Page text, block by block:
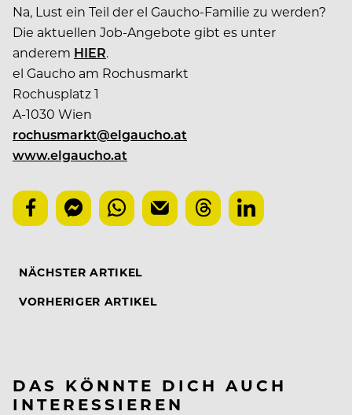
Na, Lust ein Teil der el Gaucho-Familie zu werden?
Die aktuellen Job-Angebote gibt es unter
anderem HIER.
el Gaucho am Rochusmarkt
Rochusplatz 1
A-1030 Wien
rochusmarkt@elgaucho.at
www.elgaucho.at
NÄCHSTER ARTIKEL
VORHERIGER ARTIKEL
DAS KÖNNTE DICH AUCH
INTERESSIEREN